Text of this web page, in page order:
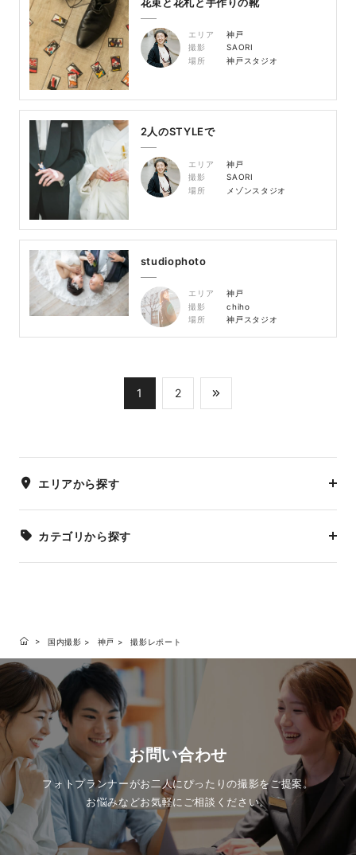
エリア
神戸
撮影
SAORI
場所
神戸スタジオ
2人のSTYLEで
エリア
神戸
撮影
SAORI
場所
メゾンスタジオ
studiophoto
エリア
神戸
撮影
chiho
場所
神戸スタジオ
1 2
エリアから探す
カテゴリから探す
国内撮影 神戸 撮影レポート
お問い合わせ
フォトプランナーがお二人にぴったりの撮影をご提案。
お悩みなどお気軽にご相談ください。